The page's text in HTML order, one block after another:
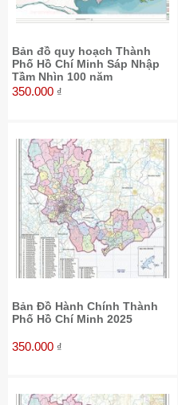
Bản đồ quy hoạch Thành
Phố Hồ Chí Minh Sáp Nhập
Tầm Nhìn 100 năm
350.000 ₫
Bản Đồ Hành Chính Thành
Phố Hồ Chí Minh 2025
350.000 ₫